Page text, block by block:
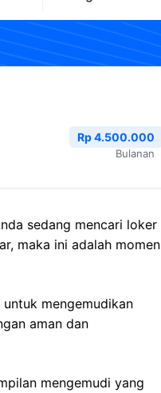
Rp 4.500.000
Bulanan
sedang mencari loker
maka ini adalah momen
mengemudikan
aman dan
mengemudi yang